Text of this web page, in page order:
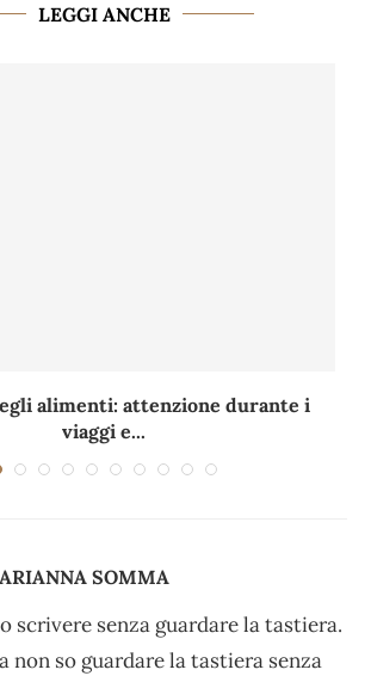
LEGGI ANCHE
alimenti: attenzione durante i
viaggi e...
SOMMA
scrivere senza guardare la tastiera.
non so guardare la tastiera senza